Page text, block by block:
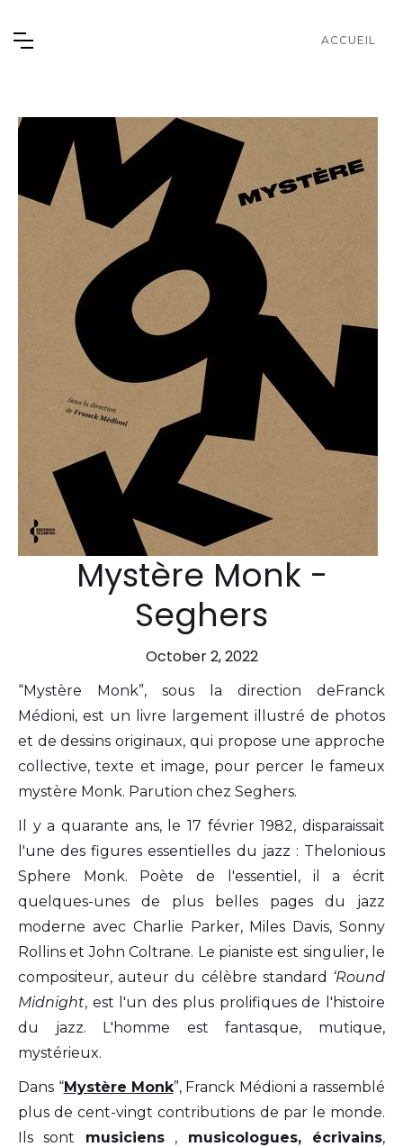
ACCUEIL
Mystère Monk -
Seghers
October 2, 2022
“Mystère Monk”, sous la direction deFranck
Médioni, est un livre largement illustré de photos
et de dessins originaux, qui propose une approche
collective, texte et image, pour percer le fameux
mystère Monk. Parution chez Seghers.
Il y a quarante ans, le 17 février 1982, disparaissait
l'une des figures essentielles du jazz : Thelonious
Sphere Monk. Poète de l'essentiel, il a écrit
quelques-unes de plus belles pages du jazz
moderne avec Charlie Parker, Miles Davis, Sonny
Rollins et John Coltrane. Le pianiste est singulier, le
compositeur, auteur du célèbre standard ‘Round
Midnight, est l'un des plus prolifiques de l'histoire
du jazz. L'homme est fantasque, mutique,
mystérieux.
Dans “Mystère Monk”, Franck Médioni a rassemblé
plus de cent-vingt contributions de par le monde.
Ils sont musiciens, musicologues, écrivains,